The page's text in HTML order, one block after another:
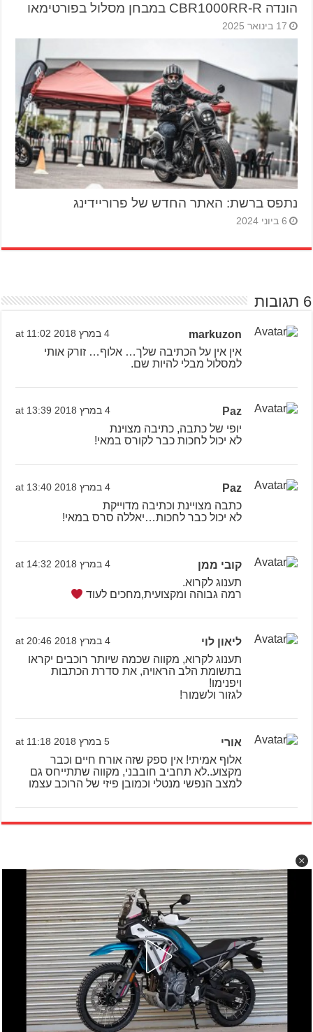
הונדה CBR1000RR-R במבחן מסלול בפורטימאו
17 בינואר 2025
נתפס ברשת: האתר החדש של פרוריידינג
6 ביוני 2024
6 תגובות
markuzon 4 במרץ 2018 at 11:02
אין אין על הכתיבה שלך… אלוף… זורק אותי
למסלול מבלי להיות שם.
Paz 4 במרץ 2018 at 13:39
יופי של כתבה, כתיבה מצוינת
לא יכול לחכות כבר לקורס במאי!
Paz 4 במרץ 2018 at 13:40
כתבה מצויינת וכתיבה מדוייקת
לא יכול כבר לחכות…יאללה סרס במאי!
קובי ממן 4 במרץ 2018 at 14:32
תענוג לקרוא.
רמה גבוהה ומקצועית,מחכים לעוד
ליאון לוי 4 במרץ 2018 at 20:46
תענוג לקרוא, מקווה שכמה שיותר רוכבים יקראו
בתשומת הלב הראויה, את סדרת הכתבות
ויפנימו!
לגזור ולשמור!
אורי 5 במרץ 2018 at 11:18
אלוף אמיתי! אין ספק שזה אורח חיים וכבר
מקצוע..לא תחביב חובבני, מקווה שתתייחס גם
למצב הנפשי מנטלי וכמובן פיזי של הרוכב עצמו